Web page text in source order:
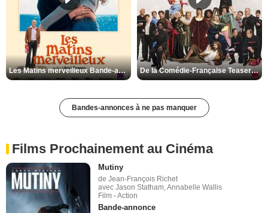
Les Matins merveilleux Bande-annonce VF De la Comédie-Française Teaser VF
Bandes-annonces à ne pas manquer
Films Prochainement au Cinéma
Mutiny
de Jean-François Richet
avec Jason Statham, Annabelle Wallis
Film - Action
Bande-annonce